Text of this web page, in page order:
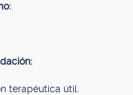
terapéutica útil.